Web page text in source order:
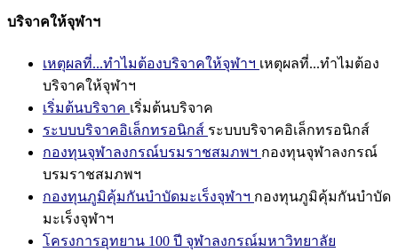
บริจาคให้จุฬาฯ
เหตุผลที่...ทำไมต้องบริจาคให้จุฬาฯ เหตุผลที่...ทำไมต้อง
บริจาคให้จุฬาฯ
เริ่มต้นบริจาค เริ่มต้นบริจาค
ระบบบริจาคอิเล็กทรอนิกส์ ระบบบริจาคอิเล็กทรอนิกส์
กองทุนจุฬาลงกรณ์บรมราชสมภพฯ กองทุนจุฬาลงกรณ์
บรมราชสมภพฯ
กองทุนภูมิคุ้มกันบำบัดมะเร็งจุฬาฯ กองทุนภูมิคุ้มกันบำบัด
มะเร็งจุฬาฯ
โครงการอุทยาน 100 ปี จุฬาลงกรณ์มหาวิทยาลัย